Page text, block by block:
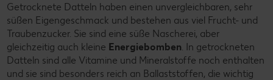
Getrocknete Datteln haben einen unvergleichbaren, sehr
süßen Eigengeschmack und bestehen aus viel Frucht- und
Traubenzucker. Sie sind eine süße Nascherei, aber
gleichzeitig auch kleine Energiebomben . In getrockneten
Datteln sind alle Vitamine und Mineralstoffe noch enthalten
und sie sind besonders reich an Ballaststoffen, die wichtig